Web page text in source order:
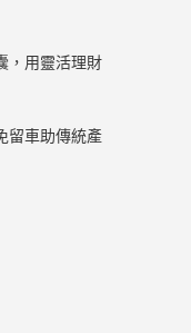
，用靈活理財
留車助傳統產